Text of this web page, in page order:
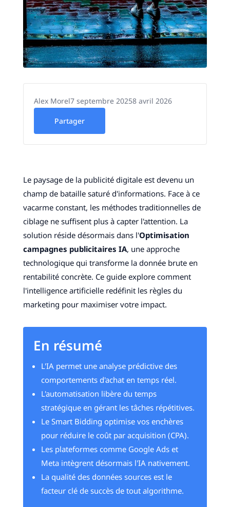
Alex Morel7 septembre 20258 avril 2026
Partager
Le paysage de la publicité digitale est devenu un
champ de bataille saturé d'informations. Face à ce
vacarme constant, les méthodes traditionnelles de
ciblage ne suffisent plus à capter l'attention. La
solution réside désormais dans l'Optimisation
campagnes publicitaires IA, une approche
technologique qui transforme la donnée brute en
rentabilité concrète. Ce guide explore comment
l'intelligence artificielle redéfinit les règles du
marketing pour maximiser votre impact.
En résumé
L'IA permet une analyse prédictive des
comportements d'achat en temps réel.
L'automatisation libère du temps
stratégique en gérant les tâches répétitives.
Le Smart Bidding optimise vos enchères
pour réduire le coût par acquisition (CPA).
Les plateformes comme Google Ads et
Meta intègrent désormais l'IA nativement.
La qualité des données sources est le
facteur clé de succès de tout algorithme.